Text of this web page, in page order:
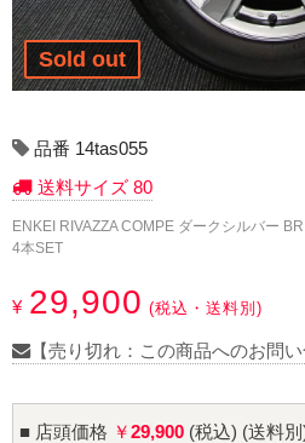
20インチ：冬タイヤホイール
13インチ：夏タイヤホイール
14インチ：夏タイヤホイール
15インチ：夏タイヤホイール
16インチ：夏タイヤホイール
Sold out
品番 14tas055
送料サイズ 80
ENKEI RIVAZZA COMPE ダークシルバー
4本SET
¥ 29,900 (税込・送料別)
【売り切れ：この商品へのお問い
■ 店頭価格 ￥29,900 (税込) (送料